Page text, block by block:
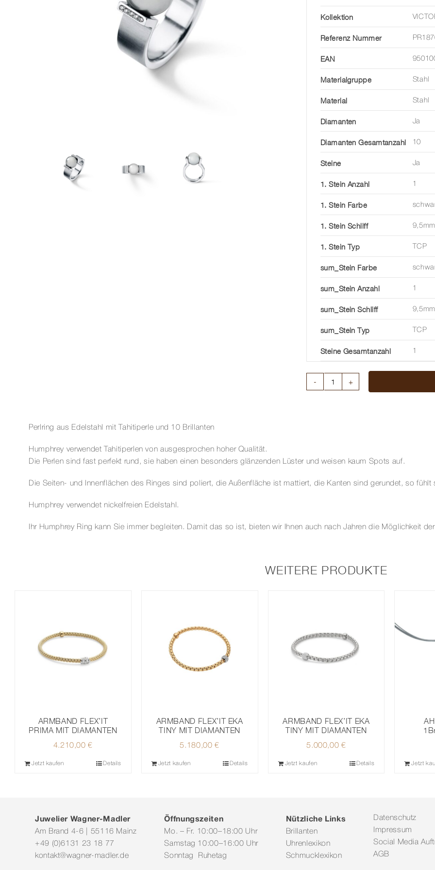
Kollektion
Referenz Nummer
EAN
Materialgruppe Stahl
Material Stahl
Diamanten Ja
Diamanten Gesamtanzahl 10
Steine Ja
1. Stein Anzahl 1
1. Stein Farbe
1. Stein Schliff 9,5mm
1. Stein Typ TCP
sum_Stein Farbe
sum_Stein Anzahl 1
sum_Stein Schliff 9,5mm
sum_Stein Typ TCP
Steine Gesamtanzahl 1
Menge
Perlring aus Edelstahl mit Tahitiperle und 10 Brillanten
Humphrey verwendet Tahitiperlen von ausgesprochen hoher Qualität.
Die Perlen sind fast perfekt rund, sie haben einen besonders glänzenden Lüster und weisen kaum Spots auf.
Die Seiten- und Innenflächen des Ringes sind poliert, die Außenfläche ist mattiert, die Kanten sind gerundet, so
Humphrey verwendet nickelfreien Edelstahl.
Ihr Humphrey Ring kann Sie immer begleiten. Damit das so ist, bieten wir Ihnen auch nach Jahren die Möglichkeit
WEITERE PRODUKTE
ARMBAND FLEX’IT
PRIMA MIT DIAMANTEN
4.210,00€
Jetzt kaufen Details
ARMBAND FLEX’IT EKA
TINY MIT DIAMANTEN
5.180,00€
Jetzt kaufen Details
ARMBAND FLEX’IT EKA
TINY MIT DIAMANTEN
5.000,00€
Jetzt kaufen Details Jetzt
Juwelier Wagner-Madler
Am Brand 4-6 | 55116 Mainz
+49 (0)6131 23 18 77
kontakt@wagner-madler.de
Öffnungszeiten
Mo. – Fr. 10:00–18:00 Uhr
Samstag 10:00–16:00 Uhr
Sonntag Ruhetag
Nützliche Links
Brillanten
Uhrenlexikon
Schmucklexikon
Datenschutz
Impressum
Social Media
AGB